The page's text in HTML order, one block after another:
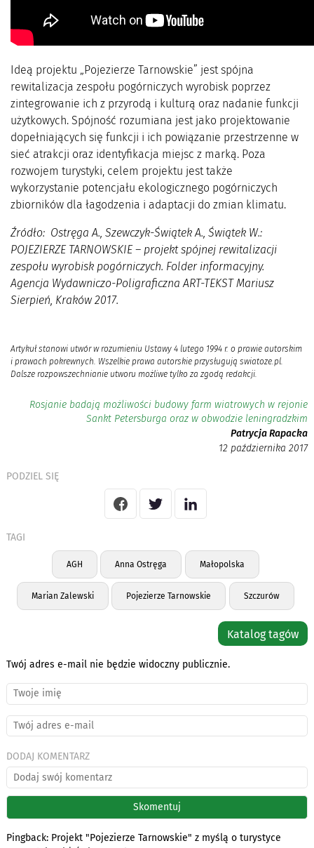
Ideą projektu „Pojezierze Tarnowskie” jest spójna
rewitalizacja zespołu pogórniczych wyrobisk poprzez
zintegrowanie ich z przyrodą i kulturą oraz nadanie funkcji
użytkowych. Spójność rozumiana jest jako projektowanie
dopełniających się funkcji i ich powiązanie przestrzenne w
sieć atrakcji oraz identyfikacja miejsc z marką. Poza
rozwojem turystyki, celem projektu jest także
wykorzystanie potencjału ekologicznego pogórniczych
zbiorników dla łagodzenia i adaptacji do zmian klimatu.
Źródło: Ostręga A., Szewczyk-Świątek A., Świątek W.:
POJEZIERZE TARNOWSKIE – projekt spójnej rewitalizacji
zespołu wyrobisk pogórniczych. Folder informacyjny.
Agencja Wydawniczo-Poligraficzna ART-TEKST Mariusz
Sierpień, Kraków 2017.
Artykuł stanowi utwór w rozumieniu Ustawy 4 lutego 1994 r. o prawie autorskim
i prawach pokrewnych. Wszelkie prawa autorskie przysługują swiatoze.pl.
Dalsze rozpowszechnianie utworu możliwe tylko za zgodą redakcji.
Rosjanie badają możliwości budowy farm wiatrowych w rejonie
Sankt Petersburga oraz w obwodzie leningradzkim
Patrycja Rapacka
12 października 2017
PODZIEL SIĘ
TAGI
AGH Anna Ostręga Małopolska
Marian Zalewski Pojezierze Tarnowskie Szczurów
Katalog tagów
Twój adres e-mail nie będzie widoczny publicznie.
DODAJ KOMENTARZ
Pingback: Projekt "Pojezierze Tarnowskie" z myślą o turystyce